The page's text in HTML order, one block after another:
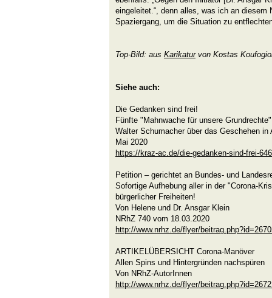
eingeleitet.“, denn alles, was ich an
Spaziergang, um die Situation zu
Top-Bild: aus Karikaturvon Kostas
Siehe auch:
Die Gedanken sind frei!
Fünfte "Mahnwache für unsere Grundrechte"
Walter Schumacher über das Geschehen
Mai 2020
https://kraz-ac.de/die-gedanken-sind-frei-
Petition – gerichtet an Bundes- und
Sofortige Aufhebung aller in der "Corona-
bürgerlicher Freiheiten!
Von Helene und Dr. Ansgar Klein
NRhZ 740 vom 18.03.2020
http://www.nrhz.de/flyer/
ARTIKELÜBERSICHT Corona-Manöver
Allen Spins und Hintergründen nachspüren
Von NRhZ-AutorInnen
http://www.nrhz.de/flyer/